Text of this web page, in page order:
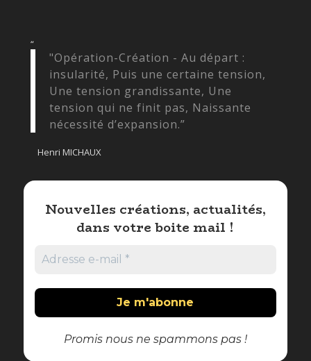
“
"Opération-Création - Au départ :
insularité, Puis une certaine tension,
Une tension grandissante, Une
tension qui ne finit pas, Naissante
nécessité d’expansion.”
Henri MICHAUX
Nouvelles créations, actualités,
dans votre boite mail !
Promis nous ne spammons pas !